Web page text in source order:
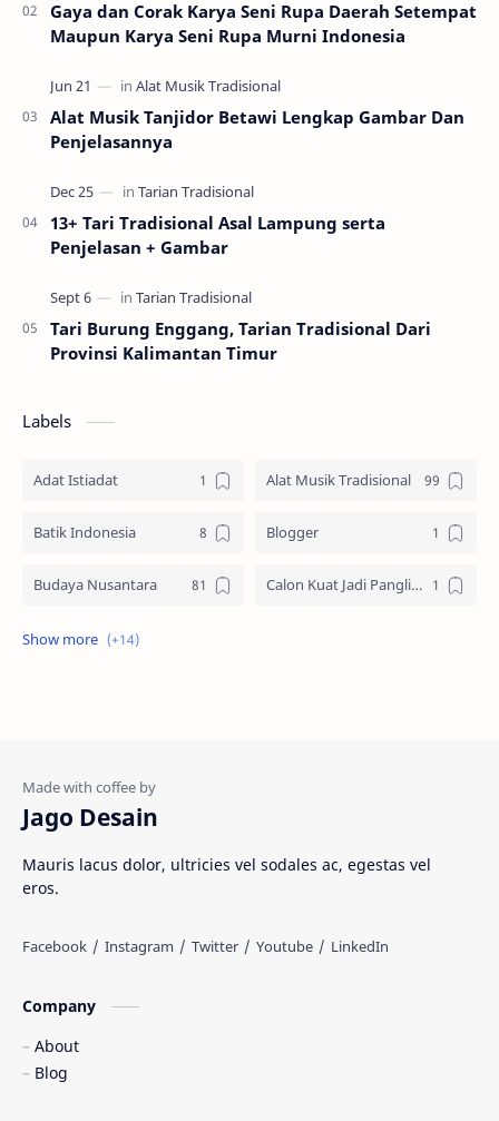
Gaya dan Corak Karya Seni Rupa Daerah Setempat
Maupun Karya Seni Rupa Murni Indonesia
Alat Musik Tanjidor Betawi Lengkap Gambar Dan
Penjelasannya
13+ Tari Tradisional Asal Lampung serta
Penjelasan + Gambar
Tari Burung Enggang, Tarian Tradisional Dari
Provinsi Kalimantan Timur
Labels
Adat Istiadat Alat Musik Tradisional
Batik Indonesia Blogger
Budaya Nusantara Calon Kuat Jadi Panglima TNI
Jasa website
Rumah Adat
Tarian Tradisional
Web freelancer Wisata Indonesia
Jago Desain
Mauris lacus dolor, ultricies vel sodales ac, egestas vel
eros.
Company
About
Blog